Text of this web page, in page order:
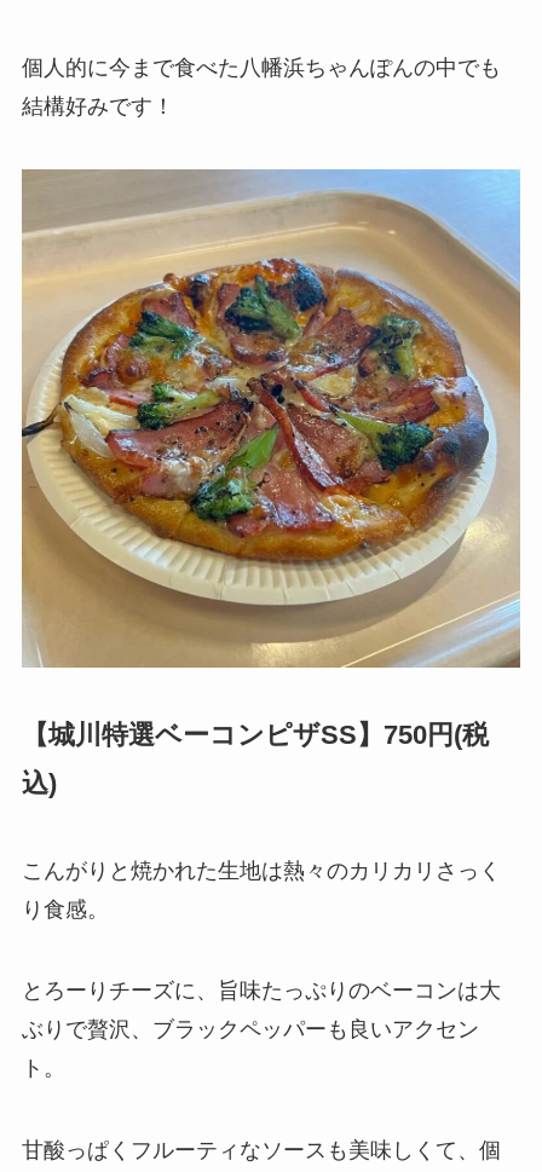
個人的に今まで食べた八幡浜ちゃんぽんの中でも
結構好みです！
【城川特選ベーコンピザSS】750円(税
込)
こんがりと焼かれた生地は熱々のカリカリさっく
り食感。
とろーりチーズに、旨味たっぷりのベーコンは大
ぶりで贅沢、ブラックペッパーも良いアクセン
ト。
甘酸っぱくフルーティなソースも美味しくて、個